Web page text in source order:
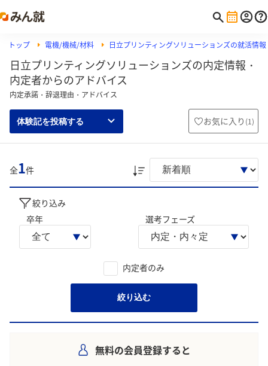
トップ 電機/機械/材料 日立プリンティングソリューションズの就活情報
日立プリンティングソリューションズの内定情報・
内定者からのアドバイス
内定承諾・辞退理由・アドバイス
体験記を投稿する お気に入り (1)
全1件
絞り込み
卒年
選考フェーズ
内定者のみ
絞り込む
無料の会員登録すると